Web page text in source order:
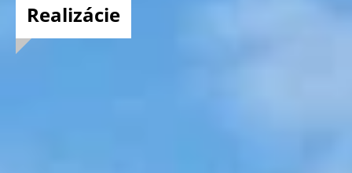
Realizácie